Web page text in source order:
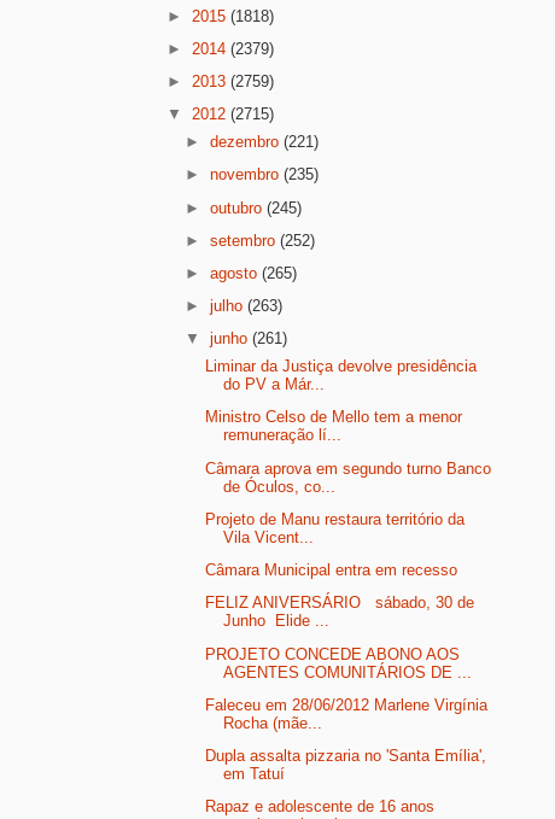
► 2015 (1818)
► 2014 (2379)
► 2013 (2759)
▼ 2012 (2715)
►dezembro(221)
►novembro(235)
►outubro(245)
►setembro(252)
►agosto(265)
►julho(263)
▼junho(261)
Liminar da Justiça devolve presidência
do PV a Már...
Ministro Celso de Mello tem a menor
remuneração lí...
Câmara aprova em segundo turno Banco
de Óculos, co...
Projeto de Manu restaura território da
Vila Vicent...
Câmara Municipal entra em recesso
FELIZ ANIVERSÁRIO sábado, 30 de
Junho Elide ...
PROJETO CONCEDE ABONO AOS
AGENTES COMUNITÁRIOS DE ...
Faleceu em 28/06/2012 Marlene Virgínia
Rocha (mãe...
Dupla assalta pizzaria no 'Santa Emília',
em Tatuí
Rapaz e adolescente de 16 anos